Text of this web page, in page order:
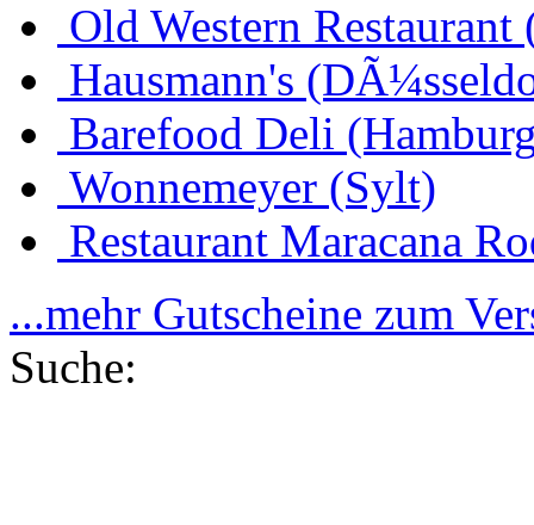
Old Western Restaurant
Hausmann's
Barefood Deli
Wonnemeyer (Sylt)
Restaurant Maracana
...mehr Gutscheine zum
Suche: